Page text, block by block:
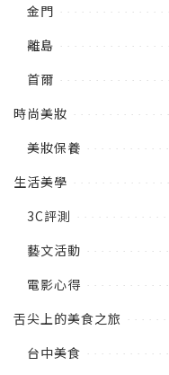
金門
離島
首爾
時尚美妝
美妝保養
生活美學
3C評測
藝文活動
電影心得
舌尖上的美食之旅
台中美食